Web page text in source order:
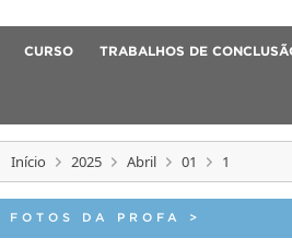
CURSO TRABALHOS DE
Início 2025 Abril 01 1
FOTOS DA PROFA >